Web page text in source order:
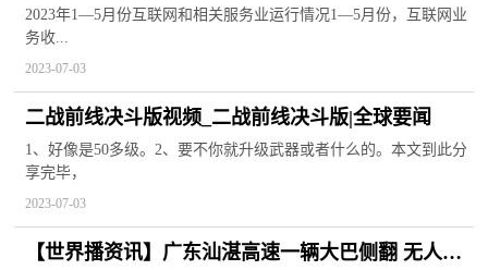
增长_世界实时
2023年1—5月份互联网和相关服务业运行情况1—5月份，互联网业
务收...
2023-07-03
二战前线决斗版视频_二战前线决斗版|全球要闻
1、好像是50多级。2、要不你就升级武器或者什么的。本文到此分
享完毕，
2023-07-03
【世界播资讯】广东汕湛高速一辆大巴侧翻 无人员